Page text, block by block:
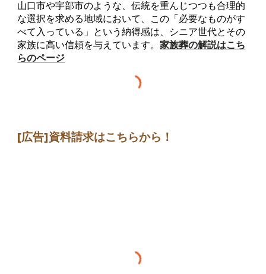
山口市や宇部市のような、伝統を重んじつつも合理的
な選択を求める地域において、この「必要なものがす
べて入っている」という納得感は、シニア世代とその
家族に高い信頼を与えています。家族葬の解説はこち
らのページ
[広告]資料請求はこちらから ！